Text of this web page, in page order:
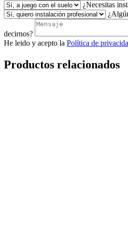
¿Necesitas
decirnos?
He leido y acepto la Política de
Productos relacionados